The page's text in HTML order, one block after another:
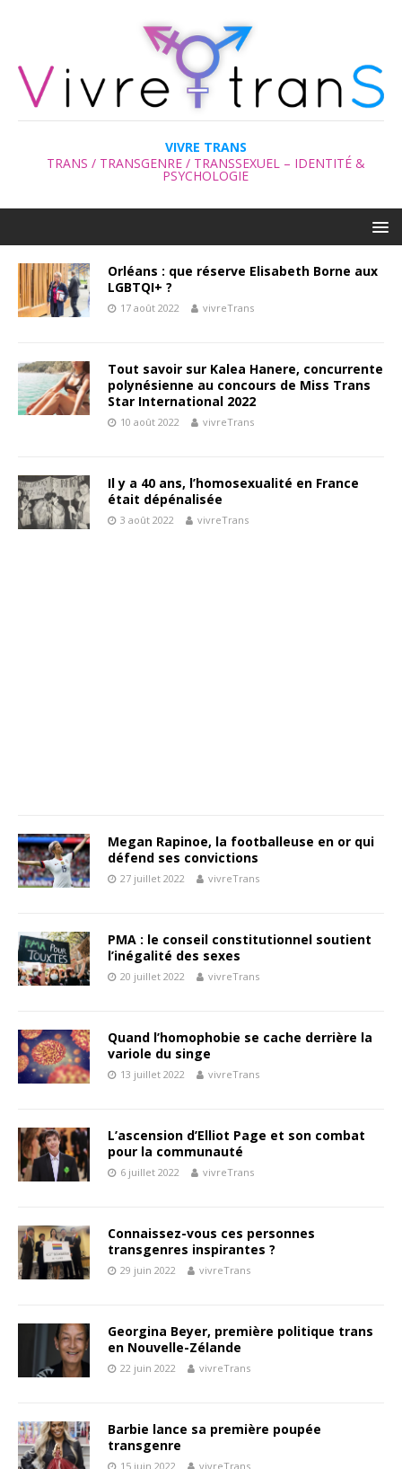
VIVRE TRANS
TRANS / TRANSGENRE / TRANSSEXUEL – IDENTITÉ &
PSYCHOLOGIE
Orléans : que réserve Elisabeth Borne aux
LGBTQI+ ?
17 août 2022 vivreTrans
Tout savoir sur Kalea Hanere, concurrente
polynésienne au concours de Miss Trans
Star International 2022
10 août 2022 vivreTrans
Il y a 40 ans, l’homosexualité en France
était dépénalisée
3 août 2022 vivreTrans
Megan Rapinoe, la footballeuse en or qui
défend ses convictions
27 juillet 2022 vivreTrans
PMA : le conseil constitutionnel soutient
l’inégalité des sexes
20 juillet 2022 vivreTrans
Quand l’homophobie se cache derrière la
variole du singe
13 juillet 2022 vivreTrans
L’ascension d’Elliot Page et son combat
pour la communauté
6 juillet 2022 vivreTrans
Connaissez-vous ces personnes
transgenres inspirantes ?
29 juin 2022 vivreTrans
Georgina Beyer, première politique trans
en Nouvelle-Zélande
22 juin 2022 vivreTrans
Barbie lance sa première poupée
transgenre
15 juin 2022 vivreTrans